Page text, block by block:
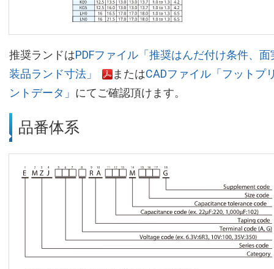
推奨ランドはPDFファイル「推奨はんだ付け条件、面
装品ランド寸法」
またはCADファイル「フットプ
ントデータ」 にてご確認頂けます。
品番体系